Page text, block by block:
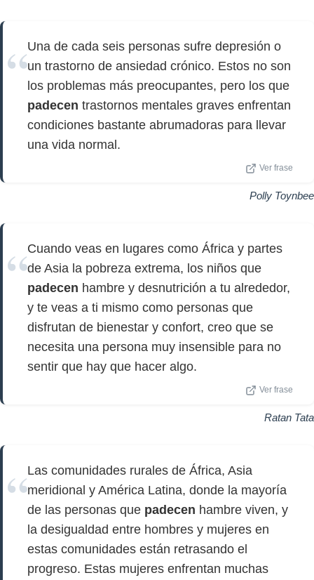
Una de cada seis personas sufre depresión o
un trastorno de ansiedad crónico. Estos no son
los problemas más preocupantes, pero los que
padecen trastornos mentales graves enfrentan
condiciones bastante abrumadoras para llevar
una vida normal.
Ver frase
Polly Toynbee
Cuando veas en lugares como África y partes
de Asia la pobreza extrema, los niños que
padecen hambre y desnutrición a tu alrededor,
y te veas a ti mismo como personas que
disfrutan de bienestar y confort, creo que se
necesita una persona muy insensible para no
sentir que hay que hacer algo.
Ver frase
Ratan Tata
Las comunidades rurales de África, Asia
meridional y América Latina, donde la mayoría
de las personas que padecen hambre viven, y
la desigualdad entre hombres y mujeres en
estas comunidades están retrasando el
progreso. Estas mujeres enfrentan muchas